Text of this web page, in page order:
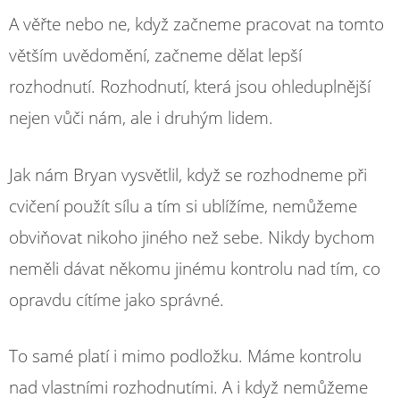
A věřte nebo ne, když začneme pracovat na tomto
větším uvědomění, začneme dělat lepší
rozhodnutí. Rozhodnutí, která jsou ohleduplnější
nejen vůči nám, ale i druhým lidem.
Jak nám Bryan vysvětlil, když se rozhodneme při
cvičení použít sílu a tím si ublížíme, nemůžeme
obviňovat nikoho jiného než sebe. Nikdy bychom
neměli dávat někomu jinému kontrolu nad tím, co
opravdu cítíme jako správné.
To samé platí i mimo podložku. Máme kontrolu
nad vlastními rozhodnutími. A i když nemůžeme